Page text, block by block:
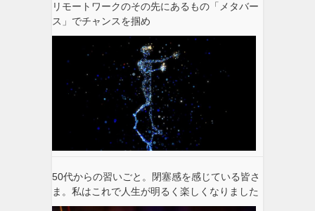
リモートワークのその先にあるもの「メタバー
ス」でチャンスを掴め
50代からの習いごと。閉塞感を感じている皆さ
ま。私はこれで人生が明るく楽しくなりました